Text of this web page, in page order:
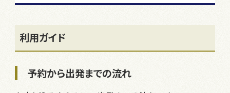
利用ガイド
予約から出発までの流れ